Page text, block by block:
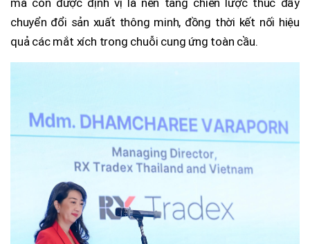
mà còn được định vị là nền tảng chiến lược thúc đẩy
chuyển đổi sản xuất thông minh, đồng thời kết nối hiệu
quả các mắt xích trong chuỗi cung ứng toàn cầu.